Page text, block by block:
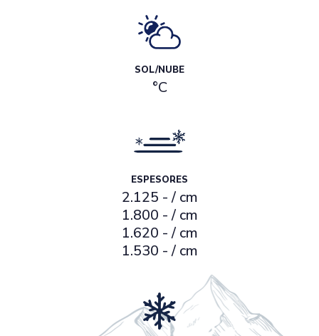
SOL/NUBE
°C
ESPESORES
2.125 - / cm
1.800 - / cm
1.620 - / cm
1.530 - / cm